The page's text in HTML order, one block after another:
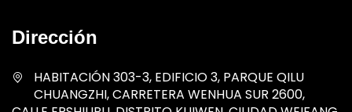
Dirección
HABITACIÓN 303-3, EDIFICIO 3, PARQUE QILU
CHUANGZHI, CARRETERA WENHUA SUR 2600,